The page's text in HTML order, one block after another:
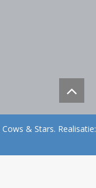
Cows & Stars. Realisatie: